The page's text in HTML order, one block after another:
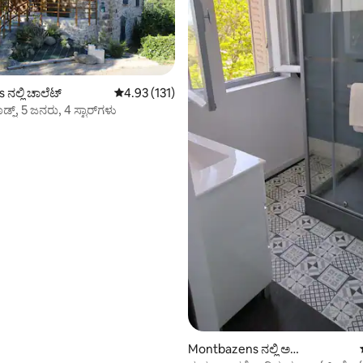
26 ವಿಮರ್ಶೆಗಳು
ನಲ್ಲಿ ಚಾಲೆಟ್ 5 ರಲ್ಲಿ 4.93 ಸರಾಸರಿ ರೇಟಿಂಗ್, 131 ವಿಮರ್ಶೆಗಳು
4.93 (131)
5 ಜನರು, 4 ಸ್ಟಾರ್‌ಗಳು
Montbazens ನಲ್ಲಿ ಅ